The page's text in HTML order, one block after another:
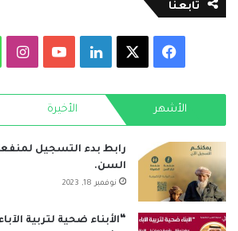
تابعنا
فيسبوك لينكدإن‫YouTube
الأشهر الأخيرة
رابط بدء التسجيل
السن.
نوفمبر 18, 2023
“الأبناء ضحية لتربية